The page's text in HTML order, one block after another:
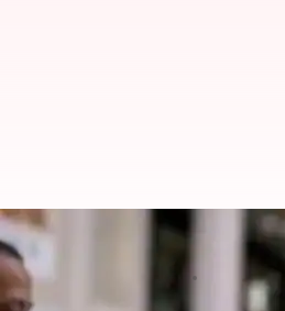
70%
எழுதியவர் Jan 04, 2023